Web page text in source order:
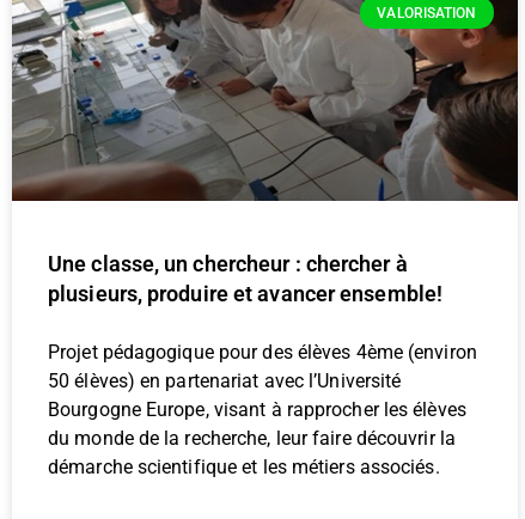
VALORISATION
Une classe, un chercheur : chercher à
plusieurs, produire et avancer ensemble!
Projet pédagogique pour des élèves 4ème (environ
50 élèves) en partenariat avec l’Université
Bourgogne Europe, visant à rapprocher les élèves
du monde de la recherche, leur faire découvrir la
démarche scientifique et les métiers associés.